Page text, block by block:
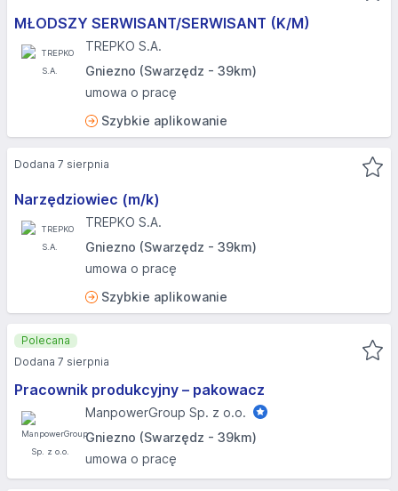
MŁODSZY SERWISANT/SERWISANT (K/M)
TREPKO S.A.
Gniezno (Swarzędz - 39km)
umowa o pracę
Szybkie aplikowanie
Narzędziowiec (m/k)
TREPKO S.A.
Gniezno (Swarzędz - 39km)
umowa o pracę
Szybkie aplikowanie
Dodana 7 sierpnia
Pracownik produkcyjny – pakowacz
ManpowerGroup Sp. z o.o.
Gniezno (Swarzędz - 39km)
umowa o pracę
Polecana
Dodana 7 sierpnia